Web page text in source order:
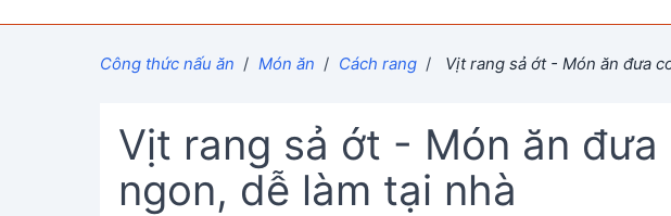
Công thức nấu ăn / Món ăn / Cách rang / Vịt rang sả ớt - Món ăn đưa
Vịt rang sả ớt - Món ăn đưa
ngon, dễ làm tại nhà